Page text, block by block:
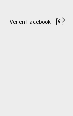
Ver en Facebook